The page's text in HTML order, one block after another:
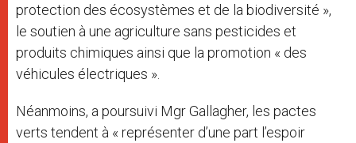
protection des écosystèmes et de la biodiversité »,
le soutien à une agriculture sans pesticides et
produits chimiques ainsi que la promotion « des
véhicules électriques ».
Néanmoins, a poursuivi Mgr Gallagher, les pactes
verts tendent à « représenter d’une part l’espoir